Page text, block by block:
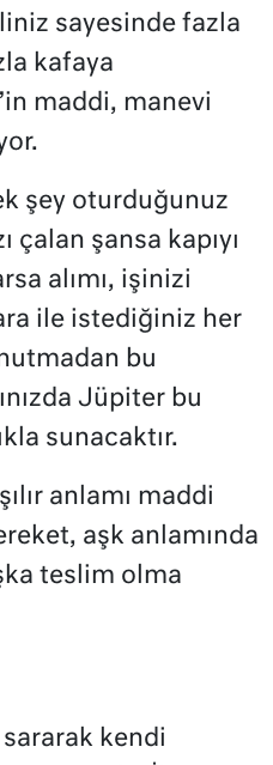
sayesinde fazla
kafaya
maddi, manevi
şey oturduğunuz
çalan şansa kapıyı
alımı, işinizi
ile istediğiniz her
bu
Jüpiter bu
sunacaktır.
anlamı maddi
aşk anlamında
teslim olma
sararak kendi